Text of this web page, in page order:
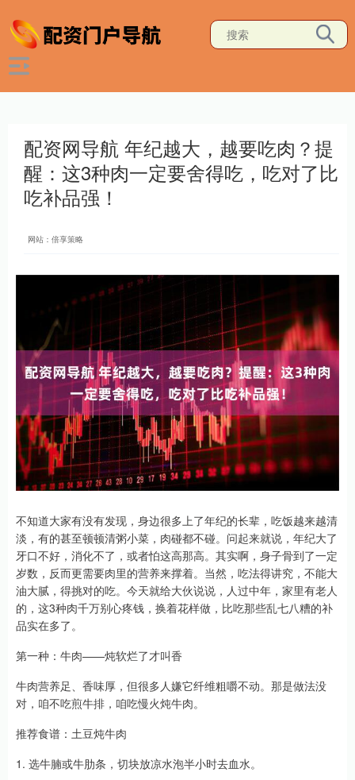
配资网导航 年纪越大，越要吃肉？提
醒：这3种肉一定要舍得吃，吃对了比
吃补品强！
网站：倍享策略
不知道大家有没有发现，身边很多上了年纪的长辈，吃饭越来越清
淡，有的甚至顿顿清粥小菜，肉碰都不碰。问起来就说，年纪大了
牙口不好，消化不了，或者怕这高那高。其实啊，身子骨到了一定
岁数，反而更需要肉里的营养来撑着。当然，吃法得讲究，不能大
油大腻，得挑对的吃。今天就给大伙说说，人过中年，家里有老人
的，这3种肉千万别心疼钱，换着花样做，比吃那些乱七八糟的补
品实在多了。
第一种：牛肉——炖软烂了才叫香
牛肉营养足、香味厚，但很多人嫌它纤维粗嚼不动。那是做法没
对，咱不吃煎牛排，咱吃慢火炖牛肉。
推荐食谱：土豆炖牛肉
1. 选牛腩或牛肋条，切块放凉水泡半小时去血水。